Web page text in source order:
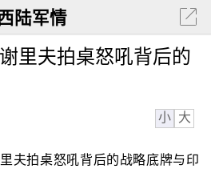
陆军情
里夫拍桌怒吼背后的
小 大
夫拍桌怒吼背后的战略底牌与印